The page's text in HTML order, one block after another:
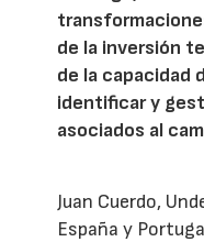
de la inversión
de la capacidad
identificar y
asociados al
Juan Cuerdo,
España y